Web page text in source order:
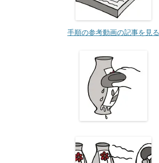
手順の参考動画の記事を見る